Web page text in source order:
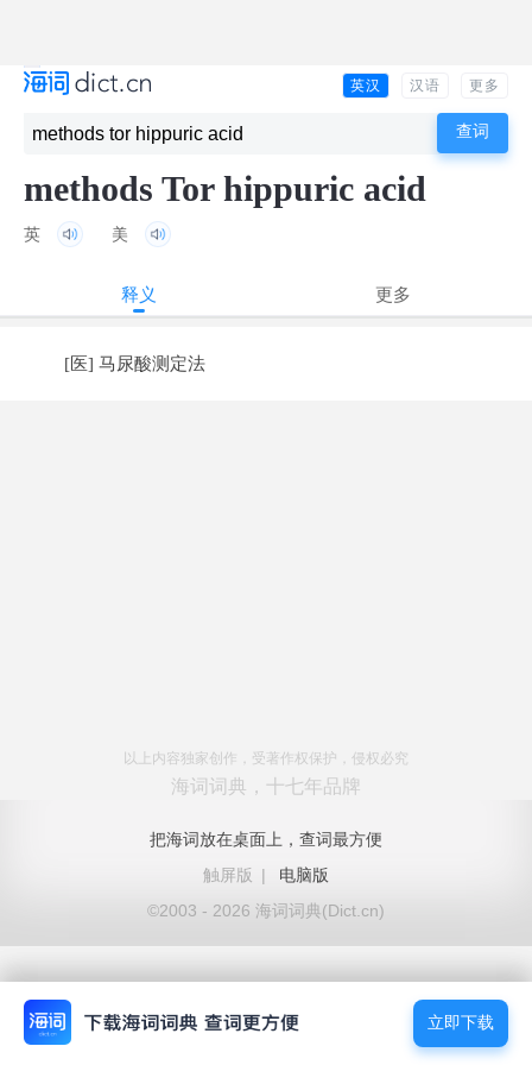
英汉 汉语 更多
methods Tor hippuric acid
英 美
释义 更多
[医] 马尿酸测定法
以上内容独家创作，受著作权保护，侵权必究
海词词典，十七年品牌
把海词放在桌面上，查词最方便
触屏版
|
电脑版
©2003 - 2026 海词词典(Dict.cn)
立即下载
立即下载